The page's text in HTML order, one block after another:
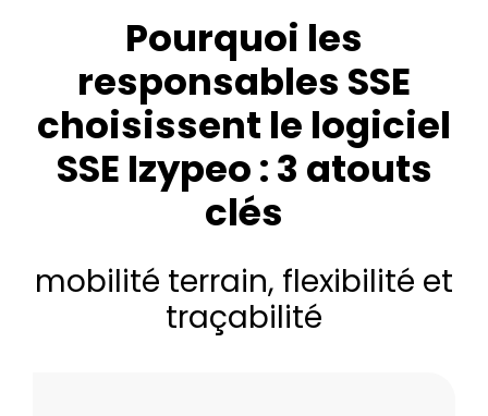
Pourquoi les
responsables SSE
choisissent le logiciel
SSE Izypeo : 3 atouts
clés
mobilité terrain, flexibilité et
traçabilité